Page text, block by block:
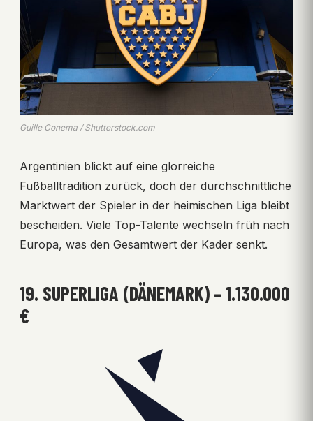
Guille Conema / Shutterstock.com
Argentinien blickt auf eine glorreiche
Fußballtradition zurück, doch der durchschnittliche
Marktwert der Spieler in der heimischen Liga bleibt
bescheiden. Viele Top-Talente wechseln früh nach
Europa, was den Gesamtwert der Kader senkt.
19. SUPERLIGA (DÄNEMARK) – 1.130.000
€